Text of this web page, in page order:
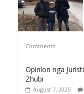
Comments
Opinion nga
Zhubi
August 7, 2025